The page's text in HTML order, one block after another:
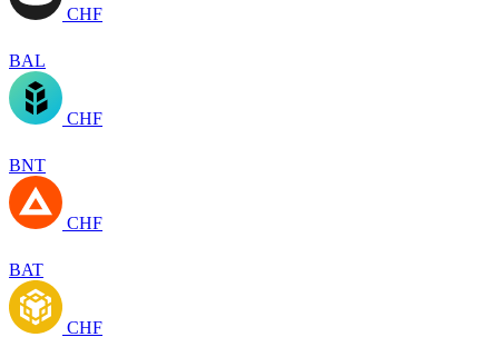
CHF
BAL
CHF
BNT
CHF
BAT
CHF